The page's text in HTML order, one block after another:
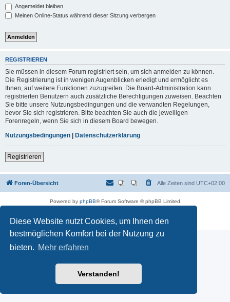
Diese Website nutzt Cookies, um Ihnen den
bestmöglichen Komfort bei der Nutzung zu
bieten. Mehr erfahren
Verstanden!
Angemeldet bleiben
Meinen Online-Status während dieser Sitzung verbergen
REGISTRIEREN
Sie müssen in diesem Forum registriert sein, um sich anmelden zu können.
Die Registrierung ist in wenigen Augenblicken erledigt und ermöglicht es
Ihnen, auf weitere Funktionen zuzugreifen. Die Board-Administration kann
registrierten Benutzern auch zusätzliche Berechtigungen zuweisen. Beachten
Sie bitte unsere Nutzungsbedingungen und die verwandten Regelungen,
bevor Sie sich registrieren. Bitte beachten Sie auch die jeweiligen
Forenregeln, wenn Sie sich in diesem Board bewegen.
Nutzungsbedingungen | Datenschutzerklärung
Registrieren
Foren-Übersicht Alle Zeiten sind UTC+02:00
Powered by phpBB® Forum Software © phpBB Limited
Datenschutz|Nutzungsbedingungen